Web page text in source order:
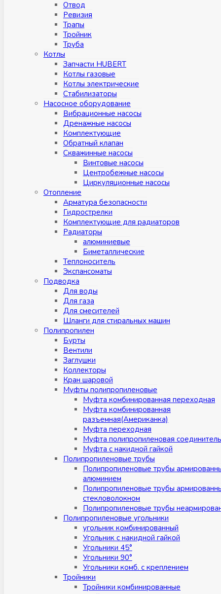
Отвод
Ревизия
Трапы
Тройник
Труба
Котлы
Запчасти HUBERT
Котлы газовые
Котлы электрические
Стабилизаторы
Насосное оборудование
Вибрационные насосы
Дренажные насосы
Комплектующие
Обратный клапан
Скважинные насосы
Винтовые насосы
Центробежные насосы
Циркуляционные насосы
Отопление
Арматура безопасности
Гидрострелки
Комплектующие для радиаторов
Радиаторы
алюминиевые
Биметаллические
Теплоноситель
Экспансоматы
Подводка
Для воды
Для газа
Для смесителей
Шланги для стиральных машин
Полипропилен
Бурты
Вентили
Заглушки
Коллекторы
Кран шаровой
Муфты полипропиленовые
Муфта комбинированная переходная
Муфта комбинированная
разъемная(Американка)
Муфта переходная
Муфта полипропиленовая
Муфта с накидной гайкой
Полипропиленовые трубы
Полипропиленовые трубы
алюминием
Полипропиленовые трубы
стекловолокном
Полипропиленовые трубы
Полипропиленовые угольники
угольник комбинированный
Угольник с накидной гайкой
Угольники 45°
Угольники 90°
Угольники комб. с креплением
Тройники
Тройники комбинированные